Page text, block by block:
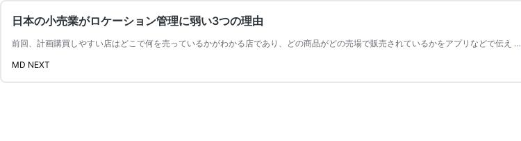
日本の小売業がロケーション管理に弱い3つの理由
前回、計画購買しやすい店はどこで何を売っているかがわかる店であり、どの商品がどの売場で販売されているかをアプリなどで伝え …
MD NEXT